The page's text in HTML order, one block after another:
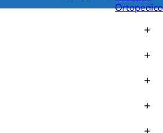
de datos personales